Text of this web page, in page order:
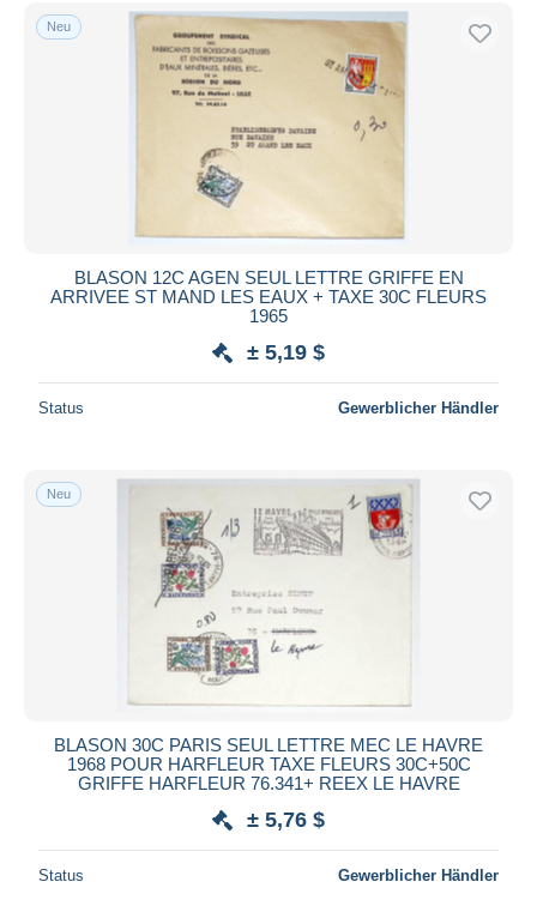
Kostenloser Versand
Zahlungsmethoden
Banküberweisung
Mastercard
Bancontact
Maestro
Wohnsitz des Verkäufers
Weltweit
Übernehmen
Neu
BLASON 12C AGEN SEUL LETTRE GRIFFE EN
ARRIVEE ST MAND LES EAUX + TAXE 30C FLEURS
1965
± 5,19 $
Status Gewerblicher Händler
Neu
BLASON 30C PARIS SEUL LETTRE MEC LE HAVRE
1968 POUR HARFLEUR TAXE FLEURS 30C+50C
GRIFFE HARFLEUR 76.341+ REEX LE HAVRE
± 5,76 $
Status Gewerblicher Händler